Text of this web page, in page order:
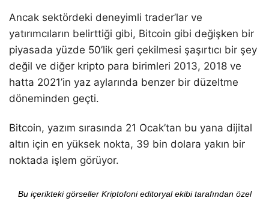
Ancak sektördeki deneyimli trader’lar ve
yatırımcıların belirttiği gibi, Bitcoin gibi değişken bir
piyasada yüzde 50’lik geri çekilmesi şaşırtıcı bir şey
değil ve diğer kripto para birimleri 2013, 2018 ve
hatta 2021’in yaz aylarında benzer bir düzeltme
döneminden geçti.
Bitcoin, yazım sırasında 21 Ocak’tan bu yana dijital
altın için en yüksek nokta, 39 bin dolara yakın bir
noktada işlem görüyor.
Bu içerikteki görseller Kriptofoni editoryal ekibi tarafından özel